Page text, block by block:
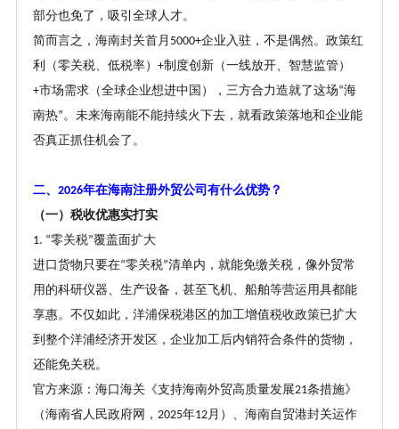
部分也免了，吸引全球人才。
简而言之，海南封关首月 5000+企业入驻，不是偶然。政策红
利（零关税、低税率） +制度创新（一线放开、智慧监管）
+市场需求（全球企业想进中国），三方合力造就了这场“海
南热”。未来海南能不能持续火下去，就看政策落地和企业能
否真正抓住机会了。
二、 2026年在海南注册外贸公司有什么优势？
（一）税收优惠实打实
1. “零关税”覆盖面扩大
进口货物只要在“零关税”清单内，就能免缴关税，像外贸常
用的科研仪器、生产设备，甚至飞机、船舶等营运用具都能
享惠。不仅如此，洋浦保税港区的加工增值税收政策已扩大
到整个洋浦经济开发区，企业加工后内销符合条件的货物，
还能免关税。
官方来源：海口海关《支持海南外贸高质量发展21条措施》
（海南省人民政府网， 2025年12月）、海南自贸港封关运作